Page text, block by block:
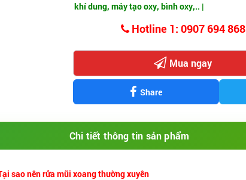
khí dung, máy tạo oxy, bình oxy,.. |
Hotline 1: 0907 694 868
Mua ngay
Share
Chi tiết thông tin sản phẩm
sao nên rửa mũi xoang thường xuyên